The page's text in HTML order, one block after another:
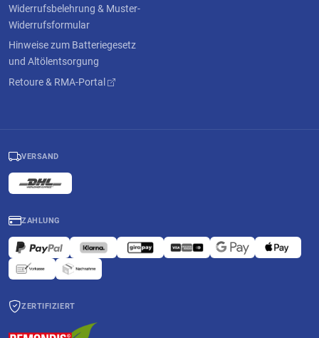
Widerrufsbelehrung & Muster-
Widerrufsformular
Hinweise zum Batteriegesetz
und Altölentsorgung
Retoure & RMA-Portal
VERSAND
ZAHLUNG
ZERTIFIZIERT